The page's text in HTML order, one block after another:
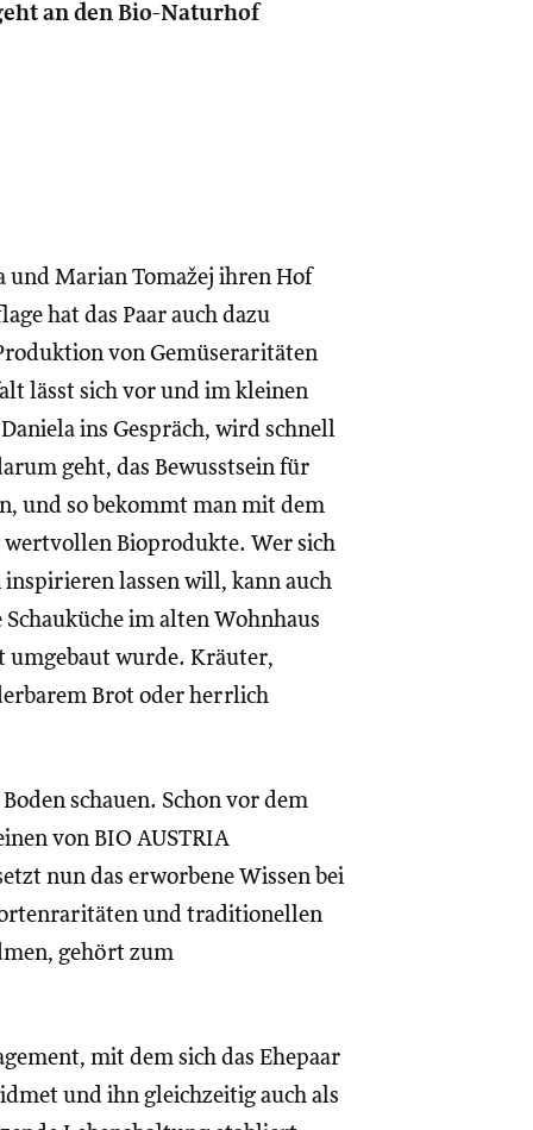
an den Bio-Naturhof
und Marian Tomažej ihren Hof
hat das Paar auch dazu
von Gemüseraritäten
lässt sich vor und im kleinen
ins Gespräch, wird schnell
geht, das Bewusstsein für
und so bekommt man mit dem
Bioprodukte. Wer sich
lassen will, kann auch
im alten Wohnhaus
umgebaut wurde. Kräuter,
Brot oder herrlich
schauen. Schon vor dem
von BIO AUSTRIA
nun das erworbene Wissen bei
und traditionellen
gehört zum
mit dem sich das Ehepaar
und ihn gleichzeitig auch als